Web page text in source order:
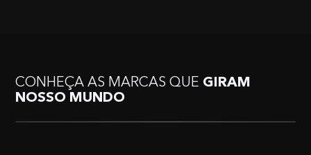
CONHEÇA AS MARCAS QUE GIRAM
NOSSO MUNDO